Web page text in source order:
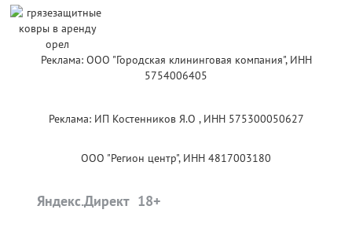
Реклама: ООО "Городская клининговая компания", ИНН
5754006405
Реклама: ИП Костенников Я.О , ИНН 575300050627
ООО "Регион центр", ИНН 4817003180
Яндекс.Директ